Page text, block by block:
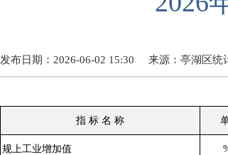
发布日期：2026-06-02 15:30 来源： 亭湖区统
指 标 名 称
规上工业增加值